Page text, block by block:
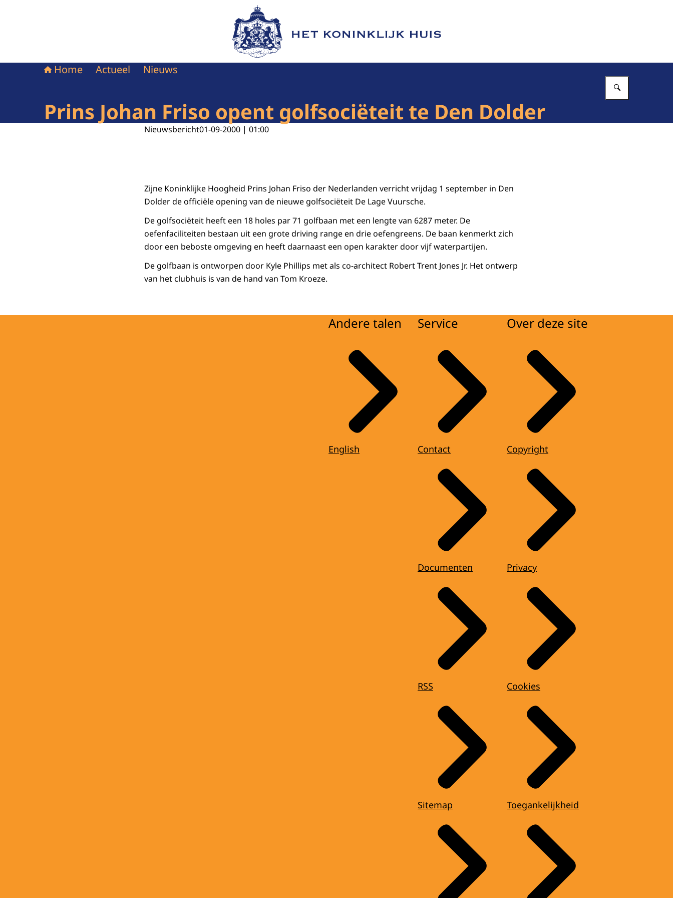
Naar de homepage van Het Koninklijk Huis
Home Actueel Nieuws
Prins Johan Friso opent golfsociëteit te Den Dolder
Nieuwsbericht01-09-2000 | 01:00
Zijne Koninklijke Hoogheid Prins Johan Friso der Nederlanden verricht vrijdag 1 september in Den
Dolder de officiële opening van de nieuwe golfsociëteit De Lage Vuursche.
De golfsociëteit heeft een 18 holes par 71 golfbaan met een lengte van 6287 meter. De
oefenfaciliteiten bestaan uit een grote driving range en drie oefengreens. De baan kenmerkt zich
door een beboste omgeving en heeft daarnaast een open karakter door vijf waterpartijen.
De golfbaan is ontworpen door Kyle Phillips met als co-architect Robert Trent Jones Jr. Het ontwerp
van het clubhuis is van de hand van Tom Kroeze.
Andere talen
English
Service
Contact
Documenten
RSS
Sitemap
Over deze site
Copyright
Privacy
Cookies
Toegankelijkheid